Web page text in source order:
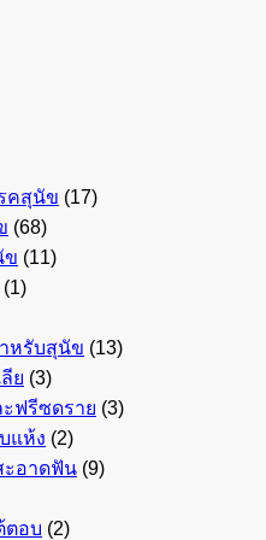
คสุนัข (17)
(68)
ข (11)
(1)
หรับสุนัข (13)
ย (3)
ฟรีซดราย (3)
แห้ง (2)
อาดฟัน (9)
ตอบ (2)